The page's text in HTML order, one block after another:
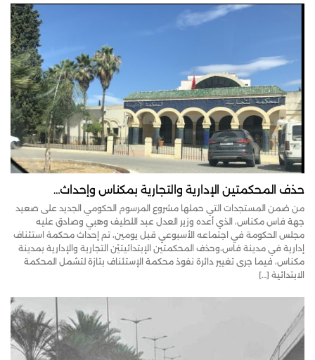
حذف المحكمتين الإدارية والتجارية بمكناس وإحداث…
من ضمن المستجدات التي حملها مشروع المرسوم الحكومي الجديد على صعيد
جهة فاس مكناس، الذي أعده وزير العدل عبد اللطيف وهبي وصادق عليه
مجلس الحكومة في اجتماعه الأسبوعي قبل يومين، تم إحداث محكمة استئناف
إدارية في مدينة فاس،وحذف المحكمتين الإبتدائيتيْن التجارية والإدارية بمدينة
مكناس، فيما جرى تغيير دائرة نفوذ محكمة الإستئناف بتازة لتشمل المحكمة
الابتدائية […]